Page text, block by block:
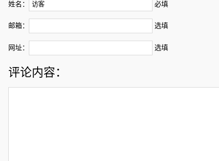
姓名： 必填
邮箱： 选填
网址： 选填
评论内容：